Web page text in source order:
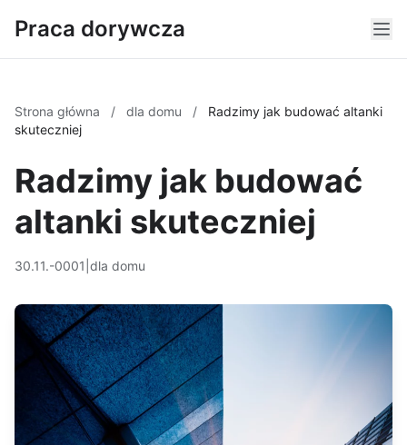
Praca dorywcza
Strona główna / dla domu /
Radzimy jak budować altanki
skuteczniej
Radzimy jak budować
altanki skuteczniej
30.11.-0001 dla domu